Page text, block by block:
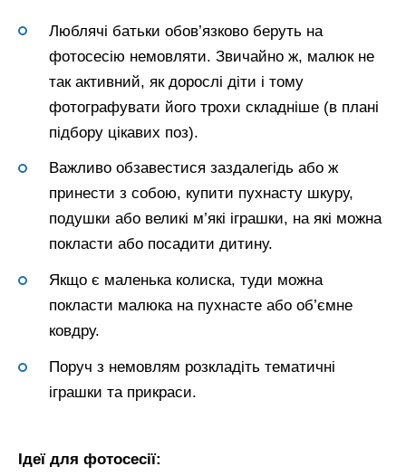
Люблячі батьки обов’язково беруть на
фотосесію немовляти. Звичайно ж, малюк не
так активний, як дорослі діти і тому
фотографувати його трохи складніше (в плані
підбору цікавих поз).
Важливо обзавестися заздалегідь або ж
принести з собою, купити пухнасту шкуру,
подушки або великі м’які іграшки, на які можна
покласти або посадити дитину.
Якщо є маленька колиска, туди можна
покласти малюка на пухнасте або об’ємне
ковдру.
Поруч з немовлям розкладіть тематичні
іграшки та прикраси.
Ідеї для фотосесії: